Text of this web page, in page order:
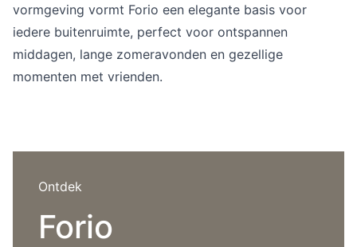
Overig
Deals
Prijscatalogi
Contact
Nieuws
Events
vormgeving vormt Forio een elegante basis voor
iedere buitenruimte, perfect voor ontspannen
middagen, lange zomeravonden en gezellige
momenten met vrienden.
Ontdek
Forio